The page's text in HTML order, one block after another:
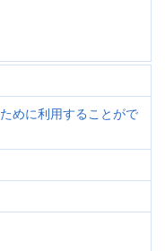
めに利用することがで